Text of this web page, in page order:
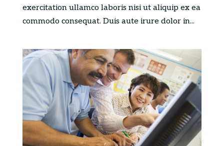
exercitation ullamco laboris nisi ut aliquip ex ea
commodo consequat. Duis aute irure dolor in...